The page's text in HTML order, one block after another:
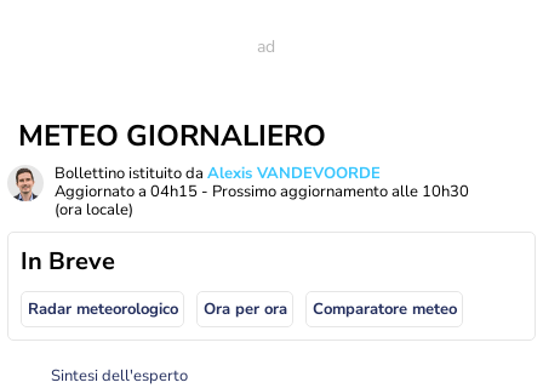
METEO GIORNALIERO
Bollettino istituito da Alexis VANDEVOORDE
Aggiornato a 04h15 - Prossimo aggiornamento alle 10h30
(ora locale)
In Breve
Radar meteorologico Ora per ora Comparatore meteo
Sintesi dell'esperto